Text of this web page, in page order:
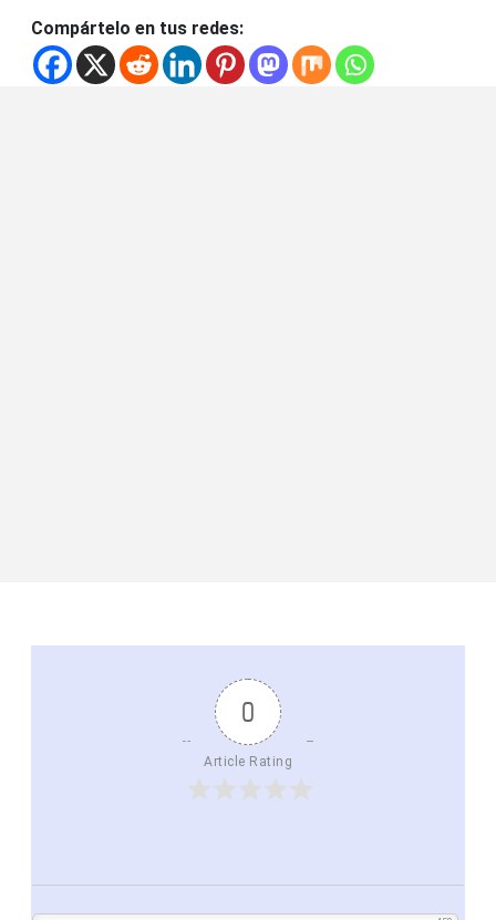
Compártelo en tus redes:
0
Article Rating